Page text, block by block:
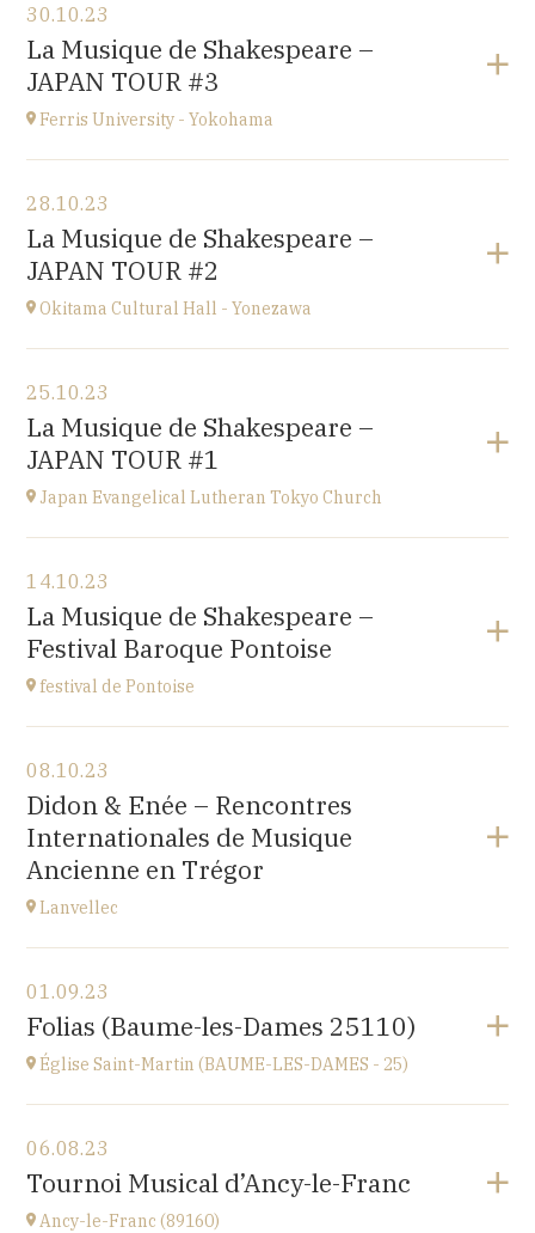
Conservatoire d'Amiens
3 rue Desprez 80000 AMIENS
à15H
30.10.23
La Musique de Shakespeare –
JAPAN TOUR #3
Ferris University - Yokohama
Ferris University - Yokohama
JAPAN
à15H
28.10.23
La Musique de Shakespeare –
JAPAN TOUR #2
Okitama Cultural Hall - Yonezawa
Okitama Cultural Hall - Yonezawa
JAPAN
à15H
25.10.23
La Musique de Shakespeare –
JAPAN TOUR #1
Japan Evangelical Lutheran Tokyo Church
Japan Evangelical Lutheran Tokyo Church
1-14-14 OKUBO SHINJUKU TOKYO, JAPAN
à14H
14.10.23
La Musique de Shakespeare –
Festival Baroque Pontoise
festival de Pontoise
église St Aubin, Ennery (95300)
place Robert Schumann
à18H00
Accéder au site
08.10.23
Didon & Enée – Rencontres
Internationales de Musique
Ancienne en Trégor
Lanvellec
Lanvellec
à 15H
Accéder au site
01.09.23
Folias (Baume-les-Dames 25110)
Église Saint-Martin (BAUME-LES-DAMES - 25)
église Saint-Martin,
place St Martin, 25110 Baume-les-Dames
à 20H00
06.08.23
Tournoi Musical d’Ancy-le-Franc
Ancy-le-Franc (89160)